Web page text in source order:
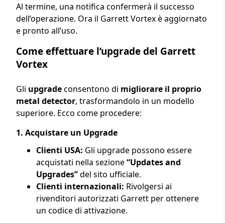
Al termine, una notifica confermerà il successo
dell’operazione. Ora il Garrett Vortex è aggiornato
e pronto all’uso.
Come effettuare l’upgrade del Garrett
Vortex
Gli upgradeconsentono di migliorare il proprio
metal detector, trasformandolo in un modello
superiore. Ecco come procedere:
1. Acquistare un Upgrade
Clienti USA: Gli upgrade possono essere
acquistati nella sezione“Updates and
Upgrades”del sito ufficiale.
Clienti internazionali: Rivolgersi ai
rivenditori autorizzati Garrett per ottenere
un codice di attivazione.